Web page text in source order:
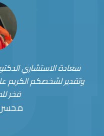
سعادة الاستشاري
وتقدير لشخصكم الكريم
فخر